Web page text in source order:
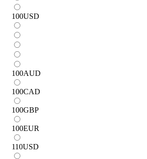
100USD
100AUD
100CAD
100GBP
100EUR
110USD